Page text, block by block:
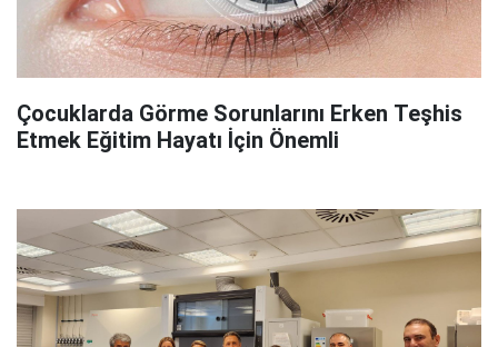
Çocuklarda Görme Sorunlarını Erken Teşhis
Etmek Eğitim Hayatı İçin Önemli